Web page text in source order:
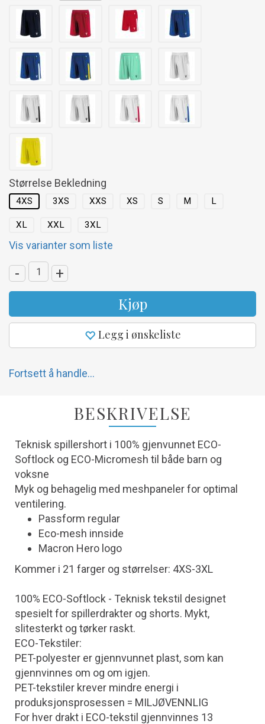
Størrelse Bekledning
4XS 3XS XXS XS S M L
XL XXL 3XL
Vis varianter som liste
- +
Kjøp
Legg i ønskeliste
Fortsett å handle...
BESKRIVELSE
Teknisk spillershort i 100% gjenvunnet ECO-
Softlock og ECO-Micromesh til både barn og
voksne
Myk og behagelig med meshpaneler for optimal
ventilering.
Passform regular
Eco-mesh innside
Macron Hero logo
Kommer i 21 farger og størrelser: 4XS-3XL
100% ECO-Softlock - Teknisk tekstil designet
spesielt for spillerdrakter og shorts. Mykt,
slitesterkt og tørker raskt.
ECO-Tekstiler:
PET-polyester er gjennvunnet plast, som kan
gjennvinnes om og om igjen.
PET-tekstiler krever mindre energi i
produksjonsprosessen = MILJØVENNLIG
For hver drakt i ECO-tekstil gjennvinnes 13